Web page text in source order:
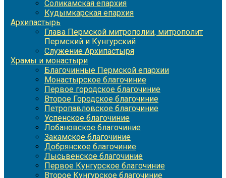
Соликамская епархия
Кудымкарская епархия
Архипастырь
Глава Пермской митрополии, митрополит
Пермский и Кунгурский
Служение Архипастыря
Храмы и монастыри
Благочинные Пермской епархии
Монастырское благочиние
Первое городское благочиние
Второе Городское благочиние
Петропавловское благочиние
Успенское благочиние
Лобановское благочиние
Закамское благочиние
Добрянское благочиние
Лысьвенское благочиние
Первое Кунгурское благочиние
Второе Кунгурское благочиние